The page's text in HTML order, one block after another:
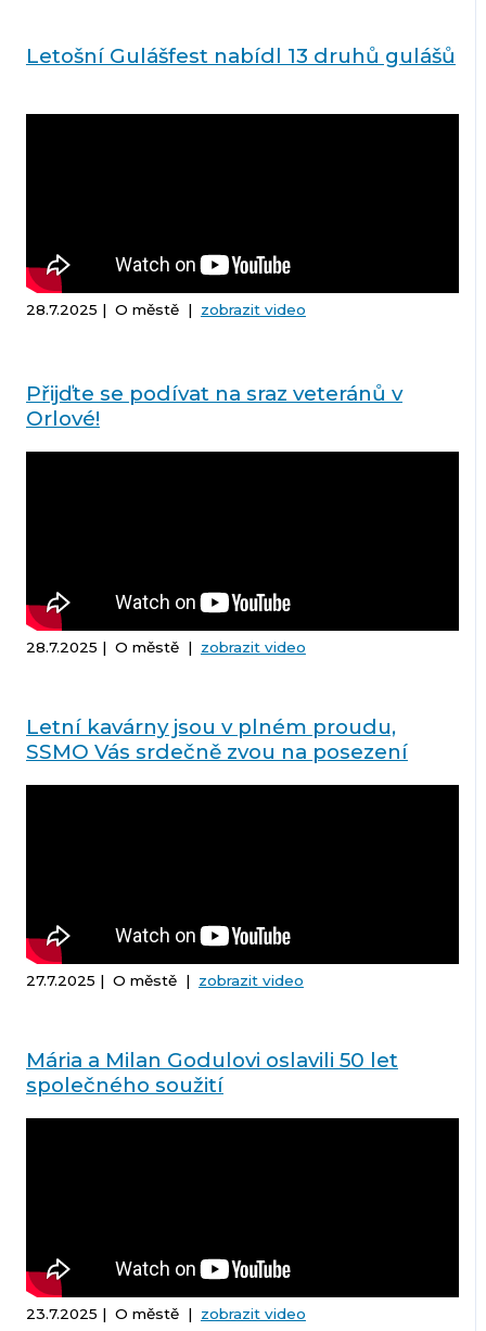
Letošní Gulášfest nabídl 13 druhů gulášů
28.7.2025 | O městě | zobrazit video
Přijďte se podívat na sraz veteránů v
Orlové!
28.7.2025 | O městě | zobrazit video
Letní kavárny jsou v plném proudu,
SSMO Vás srdečně zvou na posezení
27.7.2025 | O městě | zobrazit video
Mária a Milan Godulovi oslavili 50 let
společného soužití
23.7.2025 | O městě | zobrazit video